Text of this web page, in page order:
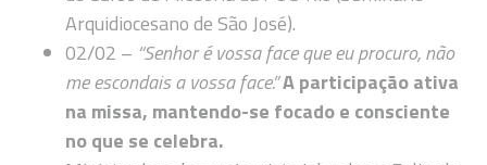
Arquidiocesano de São José).
02/02 – “Senhor é vossa face que eu procuro, não
me escondais a vossa face.”A participação ativa
na missa, mantendo-se focado e consciente
no que se celebra.